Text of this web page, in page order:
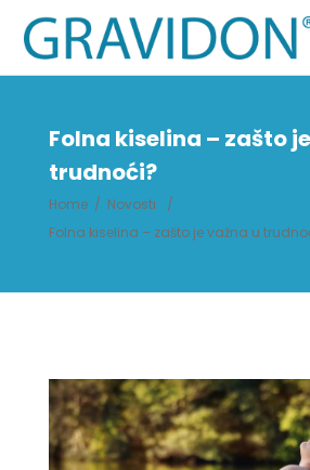
Folna kiselina – zašto
trudnoći?
Home / Novosti
/
Folna kiselina – zašto je važna u